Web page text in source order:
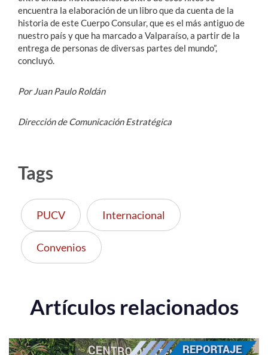
encuentra la elaboración de un libro que da cuenta de la
historia de este Cuerpo Consular, que es el más antiguo de
nuestro país y que ha marcado a Valparaíso, a partir de la
entrega de personas de diversas partes del mundo”,
concluyó.
Por Juan Paulo Roldán
Dirección de Comunicación Estratégica
Tags
PUCV Internacional
Convenios
Artículos relacionados